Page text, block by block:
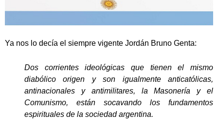
Ya nos lo decía el siempre vigente Jordán Bruno Genta:
Dos corrientes ideológicas que tienen el mismo
diabólico origen y son igualmente anticatólicas,
antinacionales y antimilitares, la Masonería y el
Comunismo, están socavando los fundamentos
espirituales de la sociedad argentina.